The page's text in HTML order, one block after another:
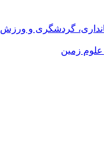
گردشگری و ورزش
زمین